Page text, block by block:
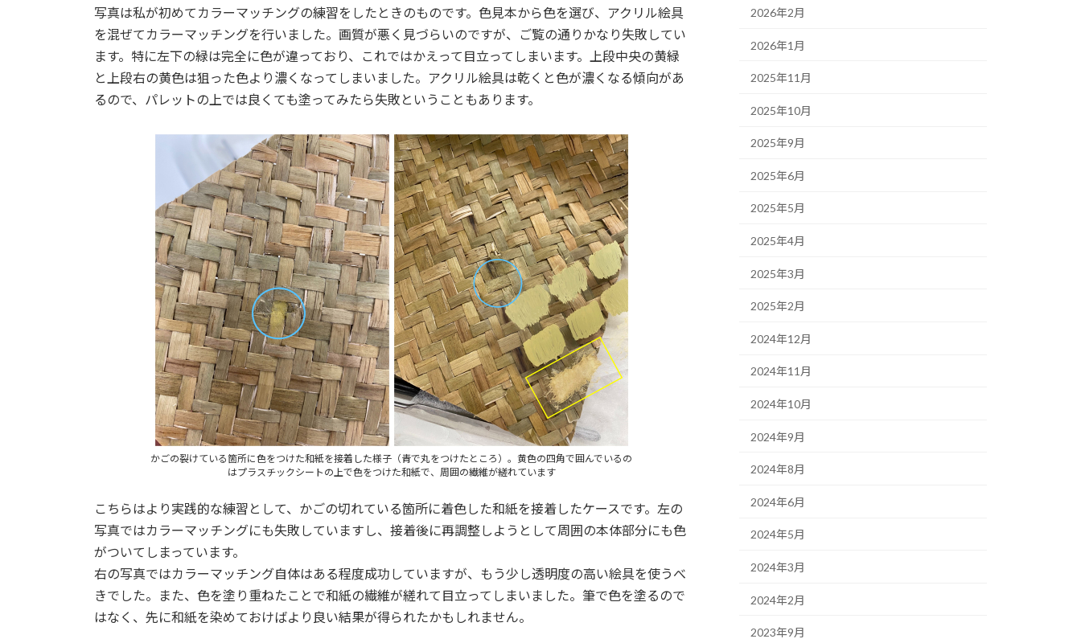
写真は私が初めてカラーマッチングの練習をしたときのものです。色見本から色を選び、アクリル絵具
を混ぜてカラーマッチングを行いました。画質が悪く見づらいのですが、ご覧の通りかなり失敗してい
ます。特に左下の緑は完全に色が違っており、これではかえって目立ってしまいます。上段中央の黄緑
と上段右の黄色は狙った色より濃くなってしまいました。アクリル絵具は乾くと色が濃くなる傾向があ
るので、パレットの上では良くても塗ってみたら失敗ということもあります。
かごの裂けている箇所に色をつけた和紙を接着した様子（青で丸をつけたところ）。黄色の四角で囲んでいるの
はプラスチックシートの上で色をつけた和紙で、周囲の繊維が縒れています
こちらはより実践的な練習として、かごの切れている箇所に着色した和紙を接着したケースです。左の
写真ではカラーマッチングにも失敗していますし、接着後に再調整しようとして周囲の本体部分にも色
がついてしまっています。
右の写真ではカラーマッチング自体はある程度成功していますが、もう少し透明度の高い絵具を使うべ
きでした。また、色を塗り重ねたことで和紙の繊維が縒れて目立ってしまいました。筆で色を塗るので
はなく、先に和紙を染めておけばより良い結果が得られたかもしれません。
2026年2月
2026年1月
2025年11月
2025年10月
2025年9月
2025年6月
2025年5月
2025年4月
2025年3月
2025年2月
2024年12月
2024年11月
2024年10月
2024年9月
2024年8月
2024年6月
2024年5月
2024年3月
2024年2月
2023年9月